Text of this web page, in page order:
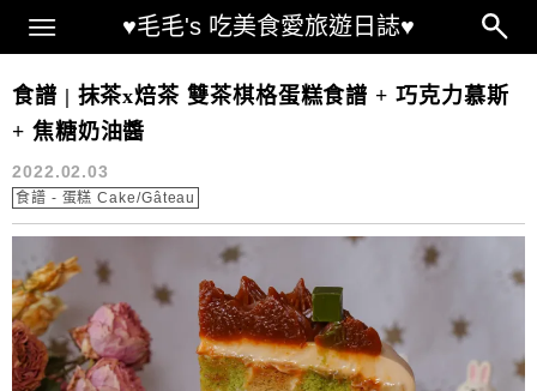
♥毛毛's 吃美食愛旅遊日誌♥
Main Menu
Checkerboard Cake recipe
食譜 | 抹茶x焙茶 雙茶棋格蛋糕食譜 + 巧克力慕斯
+ 焦糖奶油醬
2022.02.03
食譜 - 蛋糕 Cake/Gâteau